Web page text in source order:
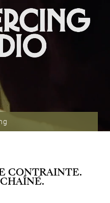
CONTRAINTE.